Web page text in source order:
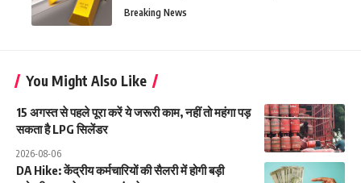
Breaking News
You Might Also Like
15 अगस्त से पहले पूरा करें ये जरूरी काम, नहीं तो महंगा पड़
सकता है LPG सिलेंडर
2026-08-06
DA Hike: केंद्रीय कर्मचारियों की सैलरी में होगी बड़ी